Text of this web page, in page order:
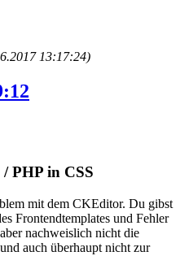
13:17:24)
PHP in CSS
mit dem CKEditor. Du gibst
Frontendtemplates und Fehler
nachweislich nicht die
auch überhaupt nicht zur